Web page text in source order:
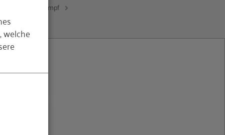
ist Trumpf
welche